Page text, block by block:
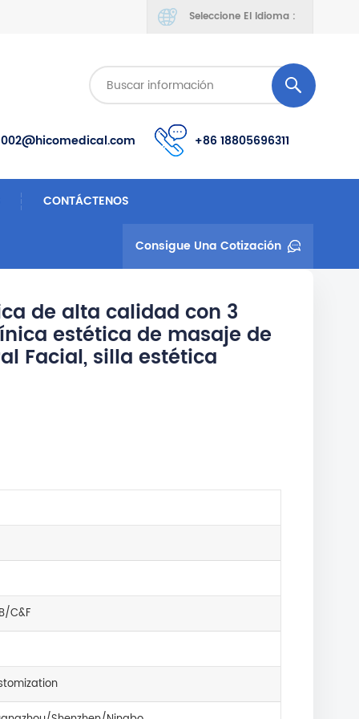
Seleccione El Idioma :
+86 18805696311
CONTÁCTENOS
Consigue Una Cotización
de alta calidad con 3
estética de masaje de
Facial, silla estética
C&F